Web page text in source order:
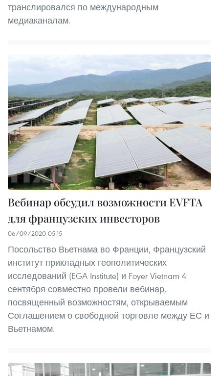
транслировался по международным
медиаканалам.
Вебинар обсудил возможности EVFTA
для французских инвесторов
06/09/2020 05:15
Посольство Вьетнама во Франции, Французский
институт прикладных геополитических
исследований (EGA Institute) и Foyer Vietnam 4
сентября совместно провели вебинар,
посвященный возможностям, открываемым
Соглашением о свободной торговле между ЕС и
Вьетнамом.